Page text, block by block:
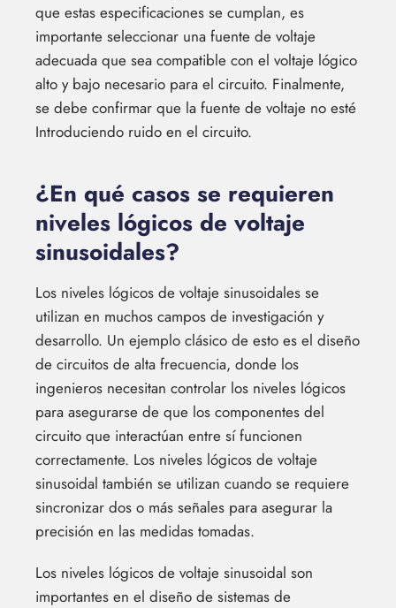
que estas especificaciones se cumplan, es
importante seleccionar una fuente de voltaje
adecuada que sea compatible con el voltaje lógico
alto y bajo necesario para el circuito. Finalmente,
se debe confirmar que la fuente de voltaje no esté
Introduciendo ruido en el circuito.
¿En qué casos se requieren
niveles lógicos de voltaje
sinusoidales?
Los niveles lógicos de voltaje sinusoidales se
utilizan en muchos campos de investigación y
desarrollo. Un ejemplo clásico de esto es el diseño
de circuitos de alta frecuencia, donde los
ingenieros necesitan controlar los niveles lógicos
para asegurarse de que los componentes del
circuito que interactúan entre sí funcionen
correctamente. Los niveles lógicos de voltaje
sinusoidal también se utilizan cuando se requiere
sincronizar dos o más señales para asegurar la
precisión en las medidas tomadas.
Los niveles lógicos de voltaje sinusoidal son
importantes en el diseño de sistemas de